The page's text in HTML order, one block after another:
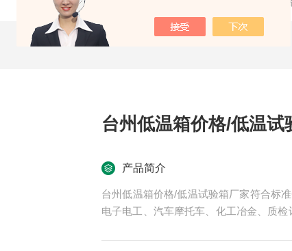
台州低温箱价格/低温试
产品简介
台州低温箱价格/低温试验箱厂家符合标
电子电工、汽车摩托车、化工冶金、质